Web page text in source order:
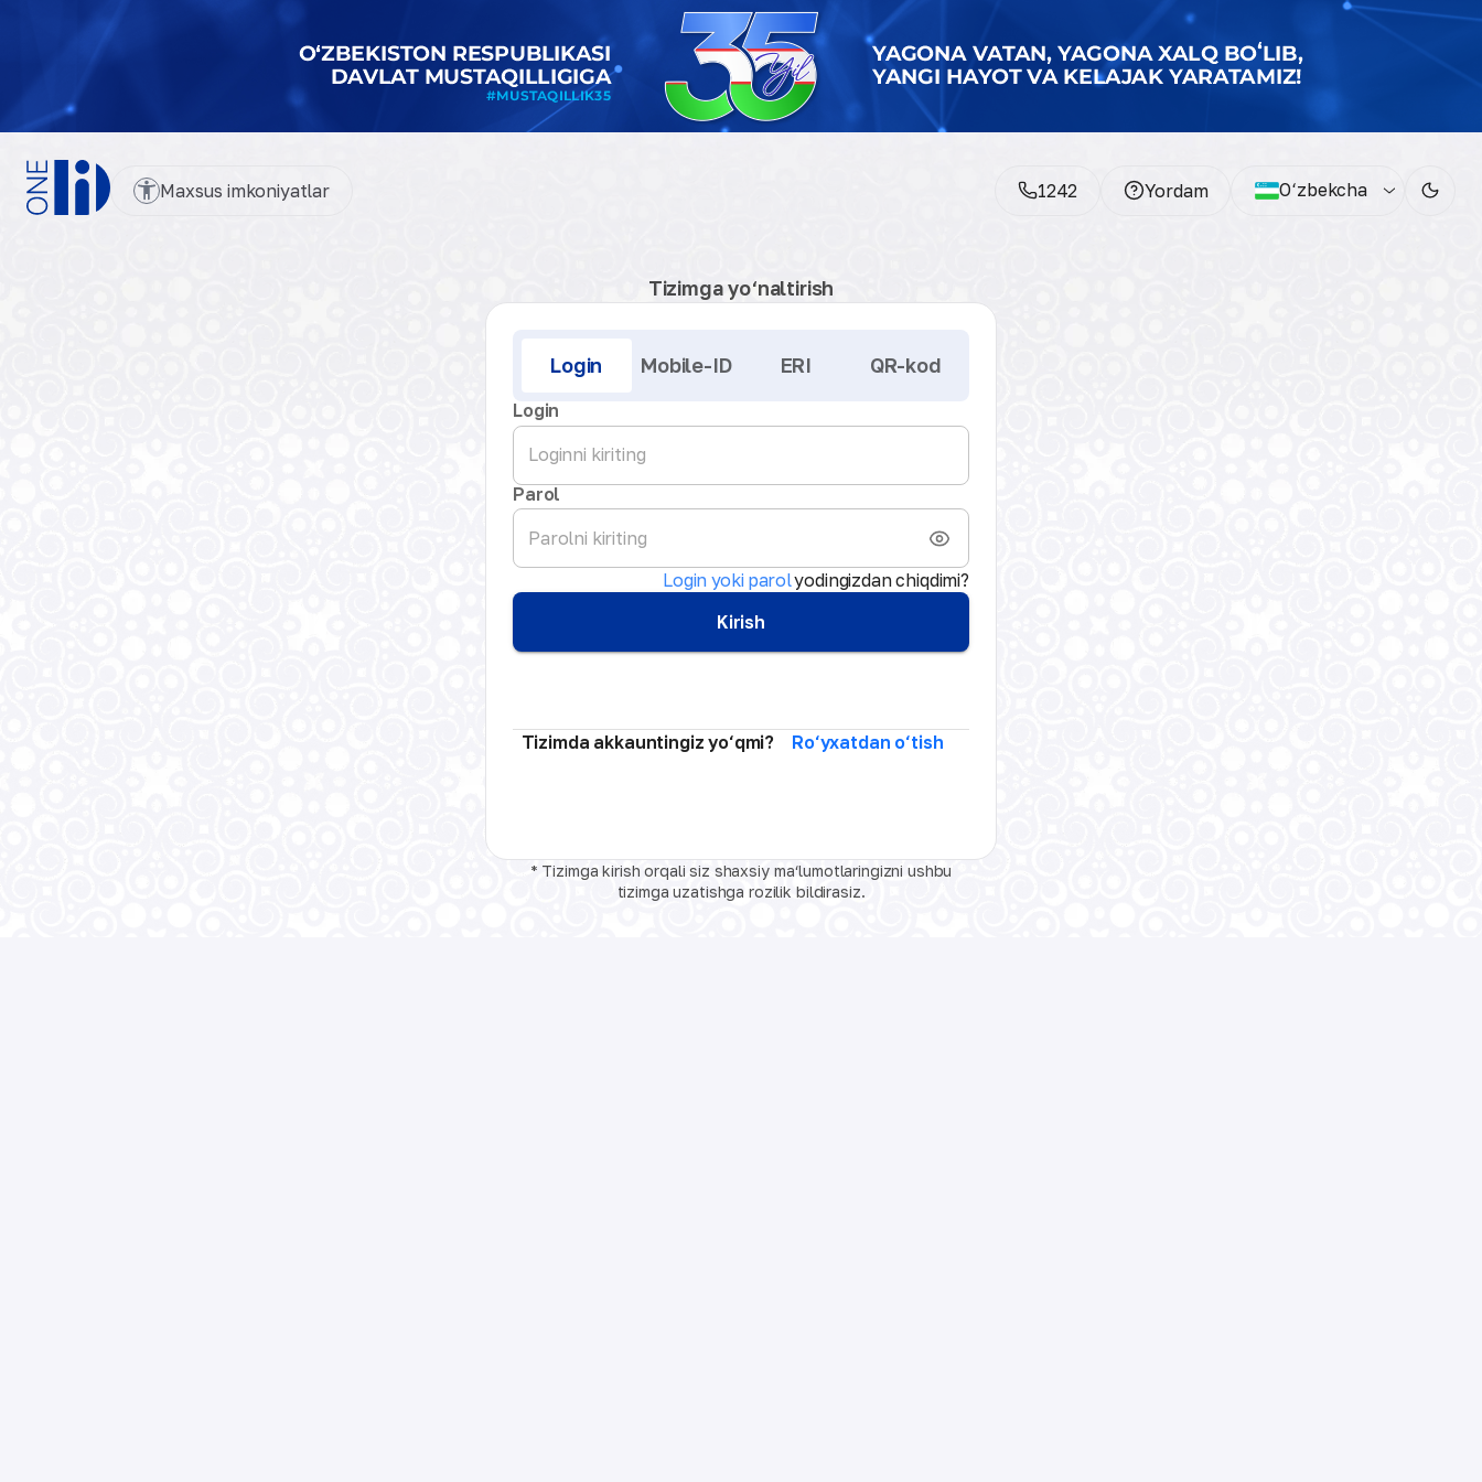
Maxsus imkoniyatlar 1242 Yordam O‘zbekcha
Tizimga yo‘naltirish
Kirish
Login Mobile-ID ERI QR-kod
Login
Parol
Login yoki parolyodingizdan chiqdimi?
Kirish
Tizimda akkauntingiz yo‘qmi? Ro‘yxatdan o‘tish
* Tizimga kirish orqali siz shaxsiy ma‘lumotlaringizni ushbu
tizimga uzatishga rozilik bildirasiz.